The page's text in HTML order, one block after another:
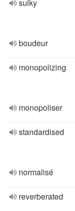
sulky
boudeur
monopolizing
monopoliser
standardised
normalisé
reverberated